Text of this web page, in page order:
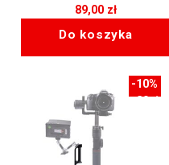
wynosiła:
109,00 zł.
89,00 zł
wynosi:
Do koszyka
-10%
-20zł